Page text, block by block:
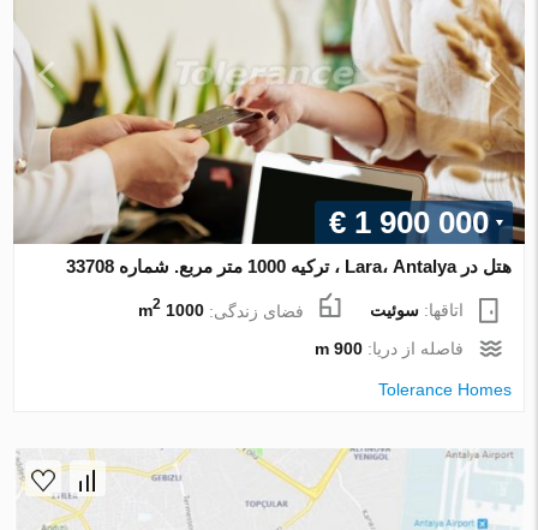
€ 1 900 000
هتل در Lara، Antalya ، ترکیه 1000 متر مربع. شماره 33708
اتاقها:سوئیت فضای زندگی:1000 m
2
فاصله از دریا:900 m
Tolerance Homes